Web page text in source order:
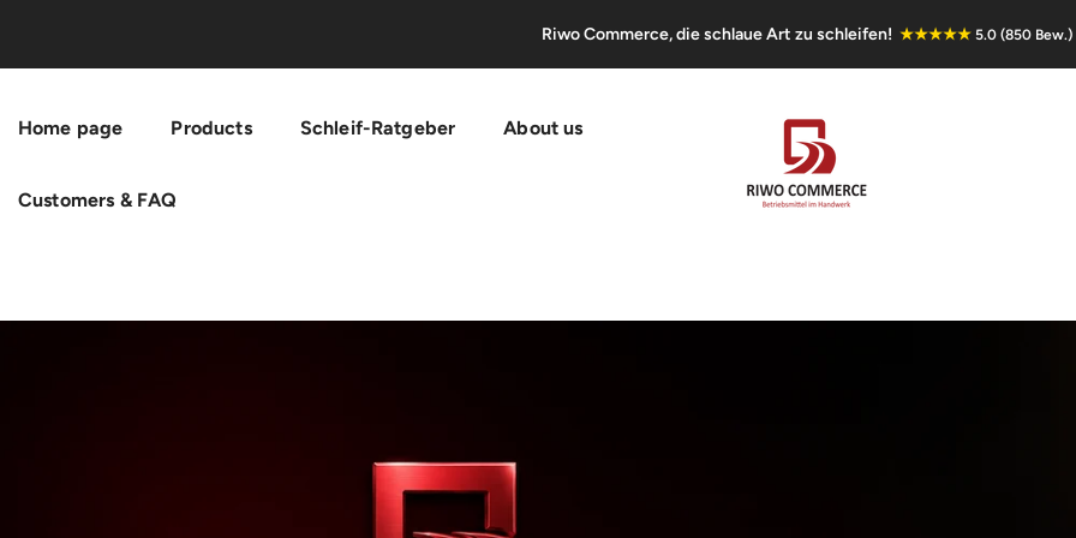
Riwo Commerce, die schlaue Art zu schleifen! ★★★★★ 5.0 (850 Bew.)
Home page Products Schleif-Ratgeber About us
Customers & FAQ